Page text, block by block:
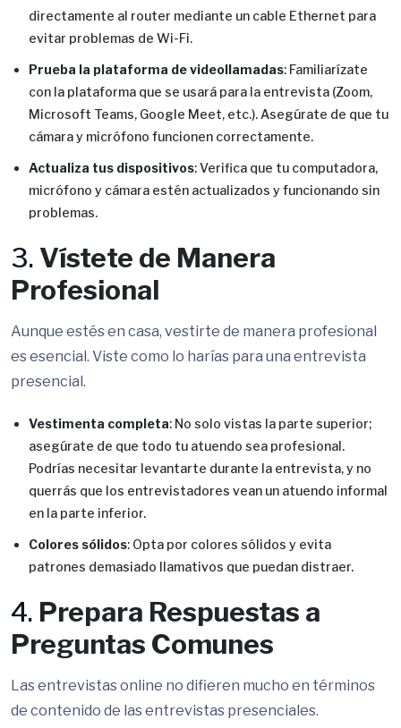
directamente al router mediante un cable Ethernet para
evitar problemas de Wi-Fi.
Prueba la plataforma de videollamadas: Familiarízate
con la plataforma que se usará para la entrevista (Zoom,
Microsoft Teams, Google Meet, etc.). Asegúrate de que tu
cámara y micrófono funcionen correctamente.
Actualiza tus dispositivos: Verifica que tu computadora,
micrófono y cámara estén actualizados y funcionando sin
problemas.
3. Vístete de Manera
Profesional
Aunque estés en casa, vestirte de manera profesional
es esencial. Viste como lo harías para una entrevista
presencial.
Vestimenta completa: No solo vistas la parte superior;
asegúrate de que todo tu atuendo sea profesional.
Podrías necesitar levantarte durante la entrevista, y no
querrás que los entrevistadores vean un atuendo informal
en la parte inferior.
Colores sólidos: Opta por colores sólidos y evita
patrones demasiado llamativos que puedan distraer.
4. Prepara Respuestas a
Preguntas Comunes
Las entrevistas online no difieren mucho en términos
de contenido de las entrevistas presenciales.